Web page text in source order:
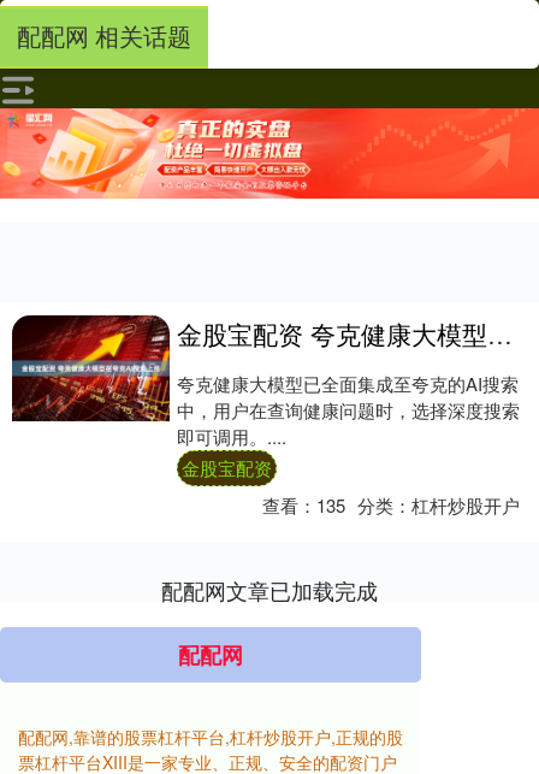
配配网 相关话题
金股宝配资 夸克健康大模型在夸克AI搜索上线
夸克健康大模型已全面集成至夸克的AI搜索
中，用户在查询健康问题时，选择深度搜索
即可调用。....
金股宝配资
查看： 135 分类：杠杆炒股开户
配配网文章已加载完成
配配网
配配网,靠谱的股票杠杆平台,杠杆炒股开户,正规的股
票杠杆平台XIII‌是一家专业、正规、安全的配资门户